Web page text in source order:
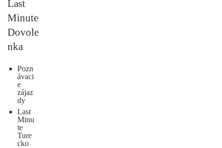
Last
Minute
Dovole
nka
Pozn
ávaci
e
zájaz
dy
Last
Minu
te
Ture
cko